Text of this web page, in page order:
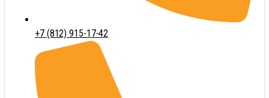
+7 (812) 915-17-42